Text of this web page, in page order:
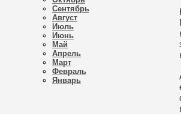
Сентябрь
Август
Июль
Июнь
Май
Апрель
Март
Февраль
Январь